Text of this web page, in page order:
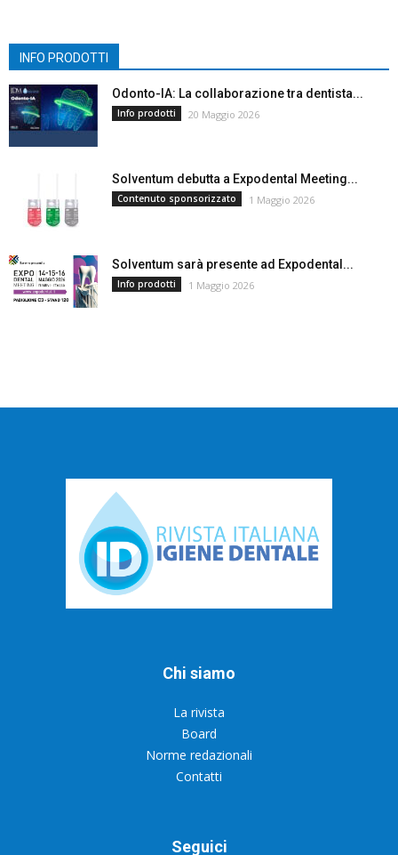
INFO PRODOTTI
Odonto-IA: La collaborazione tra dentista...
Info prodotti 20 Maggio 2026
Solventum debutta a Expodental Meeting...
Contenuto sponsorizzato 1 Maggio 2026
Solventum sarà presente ad Expodental...
Info prodotti 1 Maggio 2026
Chi siamo
La rivista
Board
Norme redazionali
Contatti
Seguici